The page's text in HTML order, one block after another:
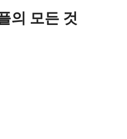
의 모든 것